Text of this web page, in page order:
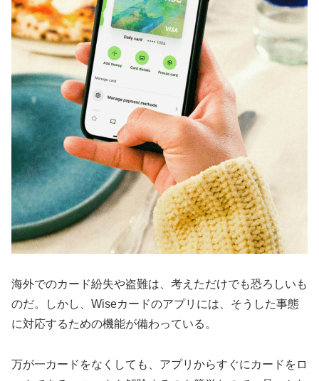
海外でのカード紛失や盗難は、考えただけでも恐ろしいも
のだ。しかし、Wiseカードのアプリには、そうした事態
に対応するための機能が備わっている。
万が一カードをなくしても、アプリからすぐにカードをロ